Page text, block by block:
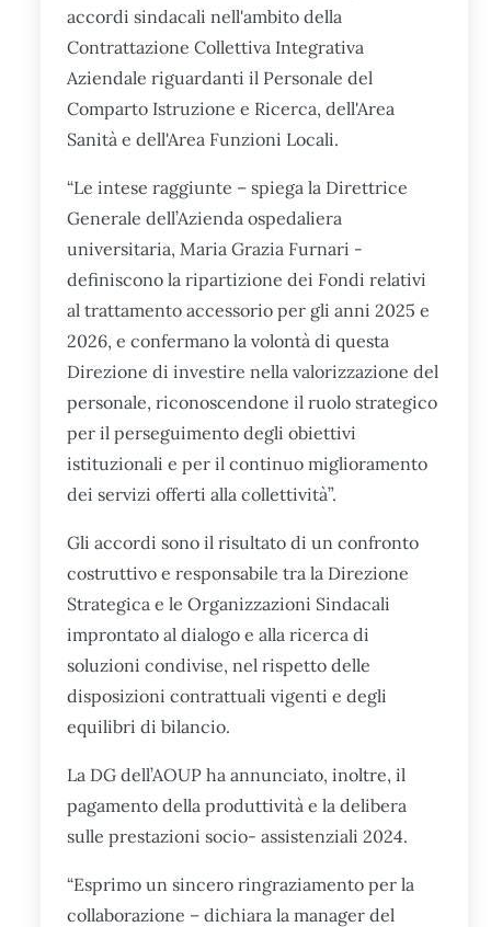
accordi sindacali nell'ambito della
Contrattazione Collettiva Integrativa
Aziendale riguardanti il Personale del
Comparto Istruzione e Ricerca, dell'Area
Sanità e dell'Area Funzioni Locali.
“Le intese raggiunte – spiega la Direttrice
Generale dell’Azienda ospedaliera
universitaria, Maria Grazia Furnari -
definiscono la ripartizione dei Fondi relativi
al trattamento accessorio per gli anni 2025 e
2026, e confermano la volontà di questa
Direzione di investire nella valorizzazione del
personale, riconoscendone il ruolo strategico
per il perseguimento degli obiettivi
istituzionali e per il continuo miglioramento
dei servizi offerti alla collettività”.
Gli accordi sono il risultato di un confronto
costruttivo e responsabile tra la Direzione
Strategica e le Organizzazioni Sindacali
improntato al dialogo e alla ricerca di
soluzioni condivise, nel rispetto delle
disposizioni contrattuali vigenti e degli
equilibri di bilancio.
La DG dell’AOUP ha annunciato, inoltre, il
pagamento della produttività e la delibera
sulle prestazioni socio- assistenziali 2024.
“Esprimo un sincero ringraziamento per la
collaborazione – dichiara la manager del